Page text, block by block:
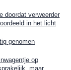
doordat verweerder
in het licht
genomen
op
maar